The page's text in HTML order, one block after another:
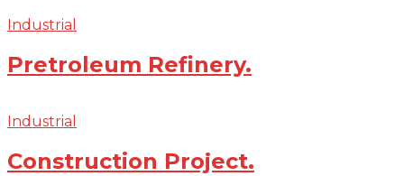
Industrial
Pretroleum Refinery.
Industrial
Construction Project.